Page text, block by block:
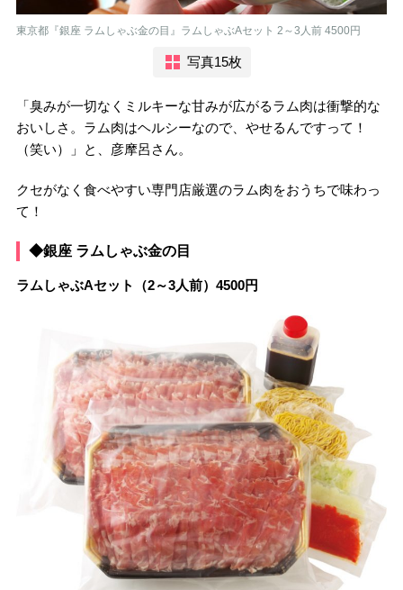
東京都『銀座 ラムしゃぶ金の目』ラムしゃぶAセット 2～3人前 4500円
写真15枚
「臭みが一切なくミルキーな甘みが広がるラム肉は衝撃的な
おいしさ。ラム肉はヘルシーなので、やせるんですって！
（笑い）」と、彦摩呂さん。
クセがなく食べやすい専門店厳選のラム肉をおうちで味わっ
て！
◆銀座 ラムしゃぶ金の目
ラムしゃぶAセット（2～3人前）4500円